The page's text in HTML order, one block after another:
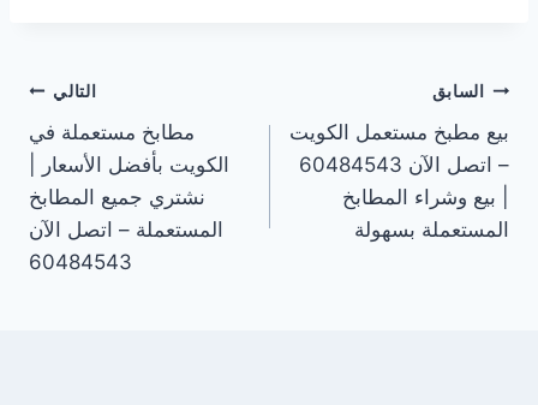
تصفّح
المقالات
السابق
بيع مطبخ مستعمل الكويت
– اتصل الآن 60484543
| بيع وشراء المطابخ
المستعملة بسهولة
التالي
مطابخ مستعملة في
الكويت بأفضل الأسعار |
نشتري جميع المطابخ
المستعملة – اتصل الآن
60484543